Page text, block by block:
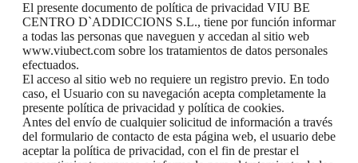
El presente documento de política de privacidad VIU BE
CENTRO D`ADDICCIONS S.L., tiene por función informar
a todas las personas que naveguen y accedan al sitio web
www.viubect.com sobre los tratamientos de datos personales
efectuados.
El acceso al sitio web no requiere un registro previo. En todo
caso, el Usuario con su navegación acepta completamente la
presente política de privacidad y política de cookies.
Antes del envío de cualquier solicitud de información a través
del formulario de contacto de esta página web, el usuario debe
aceptar la política de privacidad, con el fin de prestar el